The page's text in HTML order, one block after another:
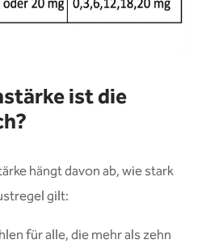
ist die
hängt davon ab, wie stark
gilt:
für alle, die mehr als zehn